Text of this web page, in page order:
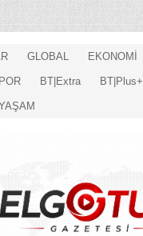
GLOBAL EKONOMİ
BT|Extra BT|Plus+